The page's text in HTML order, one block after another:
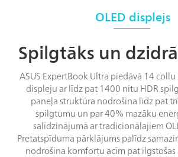
OLED displejs
Spilgtāks un
ASUS ExpertBook Ultra piedāvā 14 collu
displeju ar līdz pat 1400 nitu HDR
paneļa struktūra nodrošina līdz pat
spilgtumu un par 40% mazāku
salīdzinājumā ar tradicionālajiem
Pretatspīduma pārklājums palīdz
nodrošina komfortu acīm pat ilgstošas